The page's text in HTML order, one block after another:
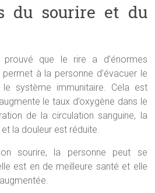
du sourire et du
prouvé que le rire a d’énormes
à la personne d’évacuer le
système immunitaire. Cela est
le taux d’oxygène dans le
de la circulation sanguine, la
la douleur est réduite.
sourire, la personne peut se
est en de meilleure santé et elle